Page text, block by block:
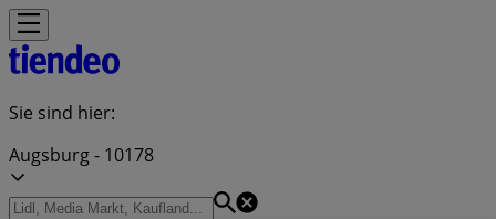
Sie sind hier:
Augsburg - 10178